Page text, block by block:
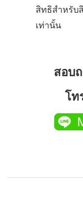
สิทธิสำหรับ
เท่านั้น
สอบ
โท